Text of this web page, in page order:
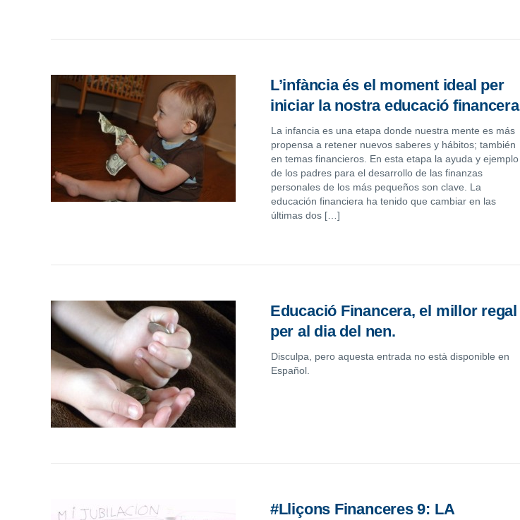
L’infància és el moment ideal per
iniciar la nostra educació financera
La infancia es una etapa donde nuestra mente es más
propensa a retener nuevos saberes y hábitos; también
en temas financieros. En esta etapa la ayuda y ejemplo
de los padres para el desarrollo de las finanzas
personales de los más pequeños son clave. La
educación financiera ha tenido que cambiar en las
últimas dos […]
Educació Financera, el millor regal
per al dia del nen.
Disculpa, pero aquesta entrada no està disponible en
Español.
#Lliçons Financeres 9: LA